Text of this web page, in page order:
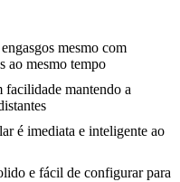
mesmo com
ao mesmo tempo
facilidade mantendo a
é imediata e inteligente ao
e fácil de configurar para